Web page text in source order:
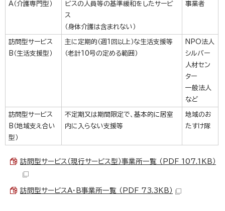
A（介護専門型）
ビスの人員等の基準緩和をしたサービ
ス
（身体介護は含まれない）
事業者
訪問型サービス
B（生活支援型）
主に定期的（週1回以上）な生活支援等
（老計10号の定める範囲）
NPO法人
シルバー
人材セン
ター
一般法人
など
訪問型サービス
B（地域支え合い
型）
不定期又は期間限定で、基本的に居室
内に入らない支援等
地域のお
たすけ隊
訪問型サービス（現行サービス型）事業所一覧 （PDF 107.1KB）
訪問型サービスA・B事業所一覧 （PDF 73.3KB）